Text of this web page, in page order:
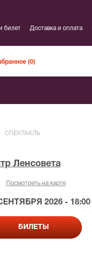
билет Доставка и оплата
(0)
СПЕКТАКЛЬ
Ленсовета
Посмотреть на карте
2026 - 18:00
БИЛЕТЫ